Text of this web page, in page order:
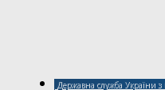
Державна служба України